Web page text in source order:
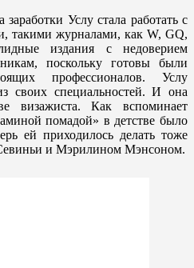
Услу стала работать с
такими журналами, как W, GQ,
издания с недоверием
поскольку готовы были
профессионалов. Услу
своих специальностей. И она
визажиста. Как вспоминает
помадой» в детстве было
ей приходилось делать тоже
и Мэрилином Мэнсоном.